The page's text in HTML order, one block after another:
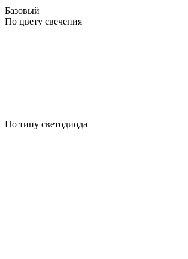
Базовый
По цвету свечения
По типу светодиода